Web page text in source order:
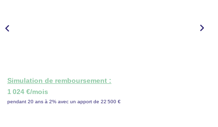
Simulation de remboursement :
1 024 €/mois
pendant 20 ans à 2% avec un apport de 22 500 €